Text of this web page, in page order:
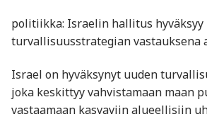
politiikka: Israelin hallitus hyväksyy
turvallisuusstrategian
Israel on hyväksynyt uuden
joka keskittyy vahvistamaan maan
vastaamaan kasvaviin alueellisiin